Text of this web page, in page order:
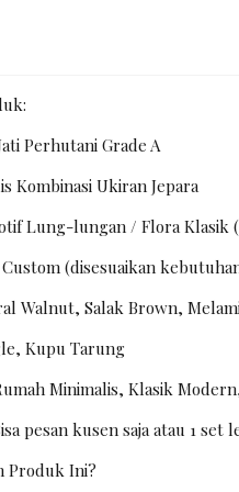
Perhutani Grade A
Kombinasi Ukiran Jepara
Lung-lungan / Flora Klasik
(disesuaikan
Walnut, Salak Brown,
Kupu Tarung
Minimalis, Klasik
pesan kusen saja atau 1 set
Produk Ini?